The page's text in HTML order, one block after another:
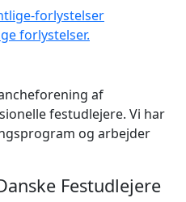
forlystelser.
af
festudlejere. Vi har
og arbejder
Festudlejere